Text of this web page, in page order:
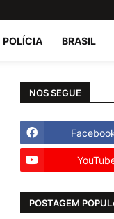
POLÍCIA BRASIL
NOS SEGUE
POSTAGEM